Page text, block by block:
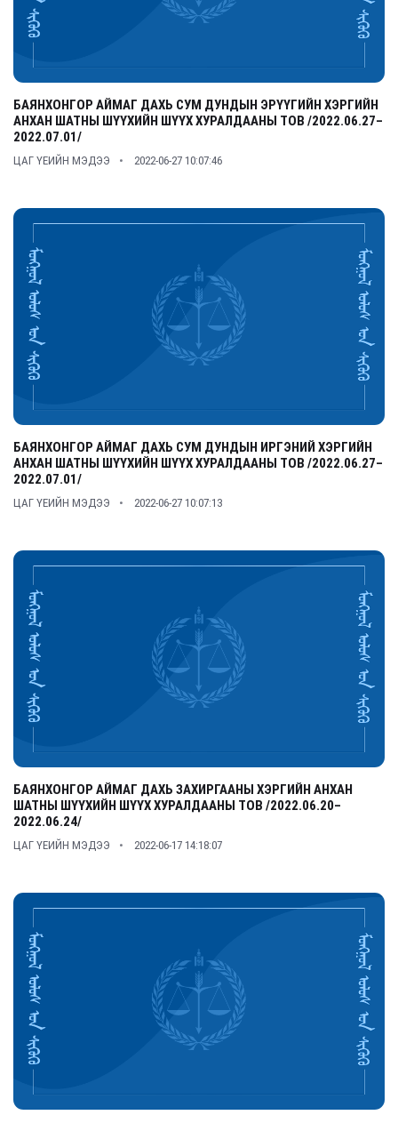
БАЯНХОНГОР АЙМАГ ДАХЬ СУМ ДУНДЫН ЭРҮҮГИЙН ХЭРГИЙН
АНХАН ШАТНЫ ШҮҮХИЙН ШҮҮХ ХУРАЛДААНЫ ТОВ /2022.06.27–
2022.07.01/
ЦАГ ҮЕИЙН МЭДЭЭ 2022-06-27 10:07:46
БАЯНХОНГОР АЙМАГ ДАХЬ СУМ ДУНДЫН ИРГЭНИЙ ХЭРГИЙН
АНХАН ШАТНЫ ШҮҮХИЙН ШҮҮХ ХУРАЛДААНЫ ТОВ /2022.06.27–
2022.07.01/
ЦАГ ҮЕИЙН МЭДЭЭ 2022-06-27 10:07:13
БАЯНХОНГОР АЙМАГ ДАХЬ ЗАХИРГААНЫ ХЭРГИЙН АНХАН
ШАТНЫ ШҮҮХИЙН ШҮҮХ ХУРАЛДААНЫ ТОВ /2022.06.20–
2022.06.24/
ЦАГ ҮЕИЙН МЭДЭЭ 2022-06-17 14:18:07